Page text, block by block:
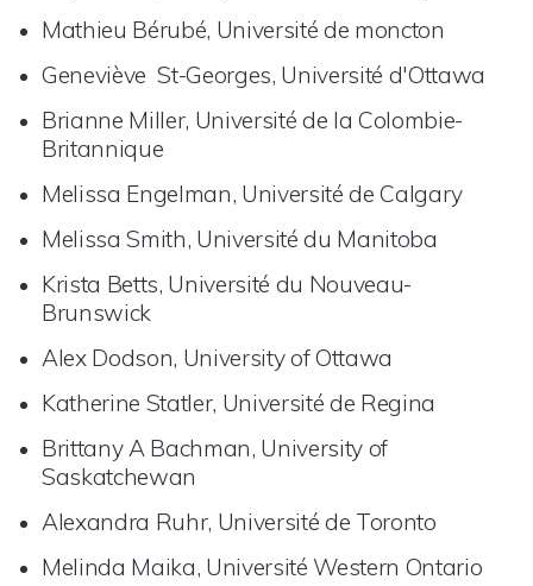
Mathieu Bérubé, Université de moncton
Geneviève St-Georges, Université d'Ottawa
Brianne Miller, Université de la Colombie-
Britannique
Melissa Engelman, Université de Calgary
Melissa Smith, Université du Manitoba
Krista Betts, Université du Nouveau-
Brunswick
Alex Dodson, University of Ottawa
Katherine Statler, Université de Regina
Brittany A Bachman, University of
Saskatchewan
Alexandra Ruhr, Université de Toronto
Melinda Maika, Université Western Ontario